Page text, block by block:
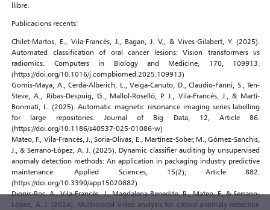
llibre.
Publicacions recents:
Chilet-Martos, E., Vila-Francés, J., Bagan, J. V., & Vives-Gilabert, Y. (2025).
Automated classification of oral cancer lesions: Vision transformers vs
radiomics. Computers in Biology and Medicine, 170, 109913.
(https://doi.org/10.1016/j.compbiomed.2025.109913)
Gomis-Maya, A., Cerdá-Alberich, L., Veiga-Canuto, D., Claudio-Fanni, S., Ten-
Steve, A., Ribas-Despuig, G., Mallol-Roselló, P. J., Vila-Francés, J., & Martí-
Bonmatí, L. (2025). Automatic magnetic resonance imaging series labelling
for large repositories. Journal of Big Data, 12, Article 86.
(https://doi.org/10.1186/s40537-025-01086-w)
Mateo, F., Vila-Francés, J., Soria-Olivas, E., Martínez-Sober, M., Gómez-Sanchis,
J., & Serrano-López, A. J. (2025). Dynamic classifier auditing by unsupervised
anomaly detection methods: An application in packaging industry predictive
maintenance. Applied Sciences, 15(2), Article 882.
(https://doi.org/10.3390/app15020882)
Dionis-Ros, A., Vila-Francés, J., Magdalena-Benedito, R., Mateo, F., & Serrano-
López, A. J. (2024). Multimodal video analysis for crowd anomaly detection